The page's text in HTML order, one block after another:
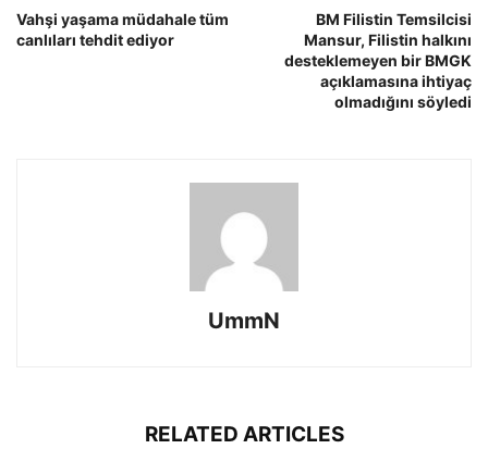
Vahşi yaşama müdahale tüm
canlıları tehdit ediyor
BM Filistin Temsilcisi
Mansur, Filistin halkını
desteklemeyen bir BMGK
açıklamasına ihtiyaç
olmadığını söyledi
UmmN
RELATED ARTICLES